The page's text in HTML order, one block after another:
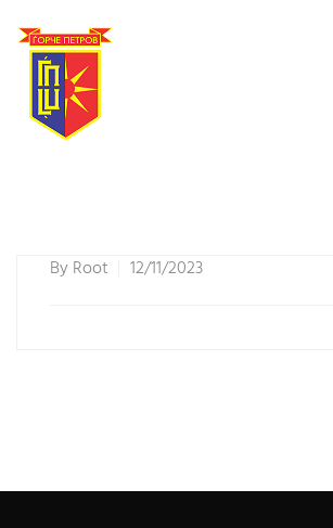
ByRoot 12/11/2023